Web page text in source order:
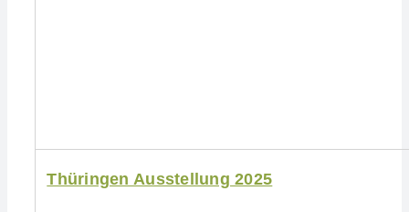
Thüringen Ausstellung 2025